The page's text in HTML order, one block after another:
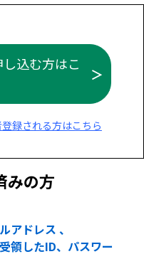
込む方はこ
録される方はこちら
みの方
アドレス 、
領したID、パスワー